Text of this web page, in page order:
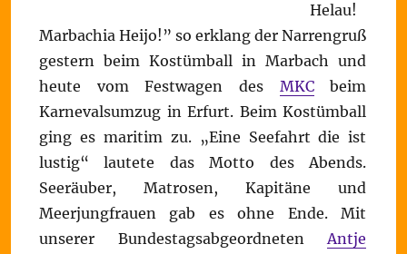
Helau!
Marbachia Heijo!” so erklang der Narrengruß
gestern beim Kostümball in Marbach und
heute vom Festwagen des MKCbeim
Karnevalsumzug in Erfurt. Beim Kostümball
ging es maritim zu. „Eine Seefahrt die ist
lustig“ lautete das Motto des Abends.
Seeräuber, Matrosen, Kapitäne und
Meerjungfrauen gab es ohne Ende. Mit
unserer BundestagsabgeordnetenAntje